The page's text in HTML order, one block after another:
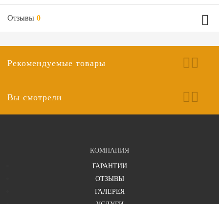
Популярная отделка внутри Другой из каталога
Популярная отделка снаружи Другой из каталога
Технические характеристики двери
Черный Порошок (любой цвет из каталога)
Отзывы 0
5
Рекомендуемые товары
Вы смотрели
КОМПАНИЯ
ГАРАНТИИ
ОТЗЫВЫ
ГАЛЕРЕЯ